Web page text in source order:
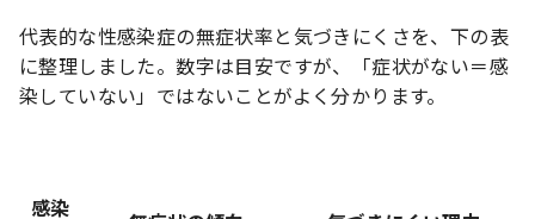
代表的な性感染症の無症状率と気づきにくさを、下の表
に整理しました。数字は目安ですが、「症状がない＝感
染していない」ではないことがよく分かります。
感染